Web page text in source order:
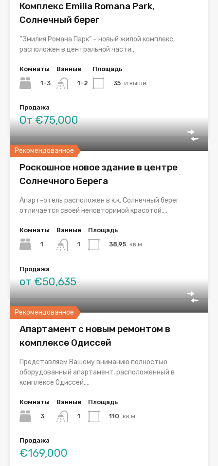
Комплекс Emilia Romana Park,
Солнечный берег
“Эмилия Романа Парк” – новый жилой комплекс,
расположен в центральной части…
Комнаты
1-3
Ванные
1-2
Площадь
35 и выше
Продажа
От €75,000
Рекомендованное
Роскошное новое здание в центре
Солнечного Берега
Апарт-отель расположен в к.к. Солнечный берег
отличается своей неповторимой красотой.…
Комнаты
1
Ванные
1
Площадь
38,95 кв.м.
Продажа
от €50,635
Рекомендованное
Апартамент с новым ремонтом в
комплексе Одиссей
Представляем Вашему вниманию полностью
оборудованный апартамент, расположенный в
комплексе Одиссей.…
Комнаты
3
Ванные
1
Площадь
110 кв.м.
Продажа
€169,000